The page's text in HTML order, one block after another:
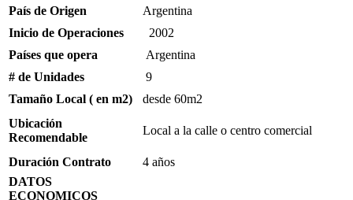
País de Origen
Argentina
Inicio de Operaciones
2002
Países que opera
Argentina
# de Unidades
9
Tamaño Local ( en m2)
desde 60m2
Ubicación
Recomendable
Local a la calle o centro comercial
Duración Contrato
4 años
DATOS
ECONOMICOS